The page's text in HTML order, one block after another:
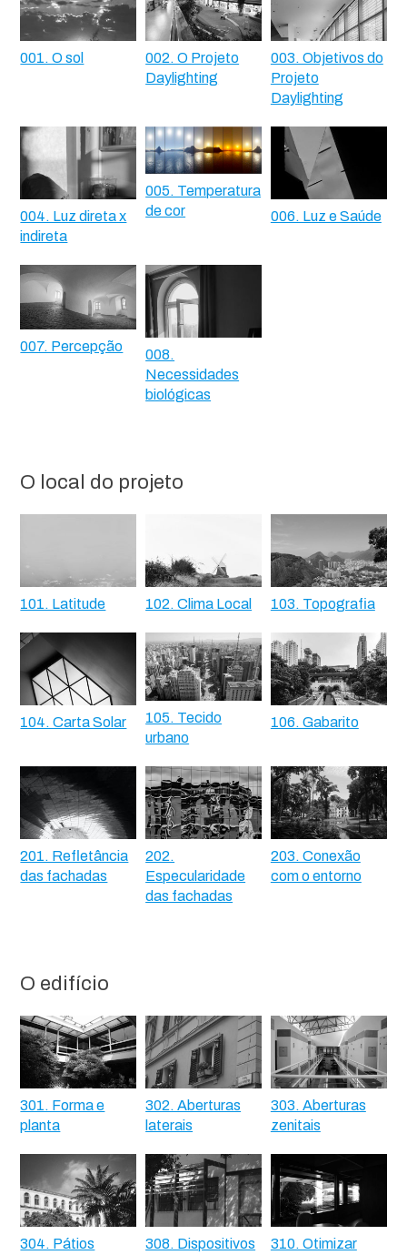
001. O sol
002. O Projeto
Daylighting
003. Objetivos do
Projeto
Daylighting
004. Luz direta x
indireta
005. Temperatura
de cor
006. Luz e Saúde
007. Percepção
008.
Necessidades
biológicas
O local do projeto
101. Latitude 102. Clima Local 103. Topografia
104. Carta Solar
105. Tecido
urbano
106. Gabarito
201. Refletância
das fachadas
202.
Especularidade
das fachadas
203. Conexão
com o entorno
O edifício
301. Forma e
planta
302. Aberturas
laterais
303. Aberturas
zenitais
304. Pátios
308. Dispositivos
310. Otimizar